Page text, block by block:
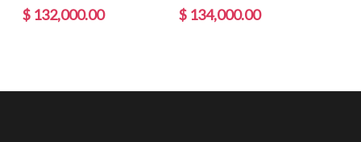
$132,000.00 $ 134,000.00